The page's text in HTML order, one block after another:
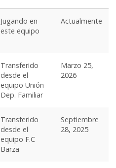
Jugando en
este equipo
Actualmente
Transferido
desde el
equipo Unión
Dep. Familiar
Marzo 25,
2026
Transferido
desde el
equipo F.C
Barza
Septiembre
28, 2025